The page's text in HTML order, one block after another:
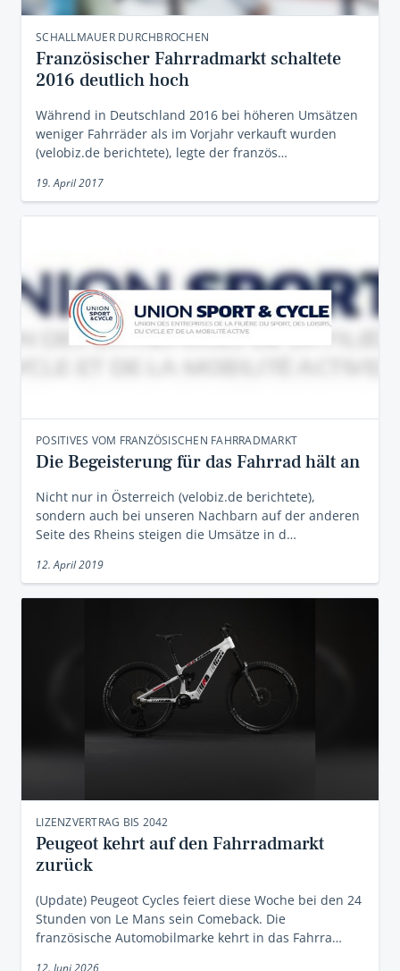
SCHALLMAUER DURCHBROCHEN
Französischer Fahrradmarkt schaltete
2016 deutlich hoch
Während in Deutschland 2016 bei höheren Umsätzen
weniger Fahrräder als im Vorjahr verkauft wurden
(velobiz.de berichtete), legte der französ…
19. April 2017
POSITIVES VOM FRANZÖSISCHEN FAHRRADMARKT
Die Begeisterung für das Fahrrad hält an
Nicht nur in Österreich (velobiz.de berichtete),
sondern auch bei unseren Nachbarn auf der anderen
Seite des Rheins steigen die Umsätze in d…
12. April 2019
LIZENZVERTRAG BIS 2042
Peugeot kehrt auf den Fahrradmarkt
zurück
(Update) Peugeot Cycles feiert diese Woche bei den 24
Stunden von Le Mans sein Comeback. Die
französische Automobilmarke kehrt in das Fahrra…
12. Juni 2026